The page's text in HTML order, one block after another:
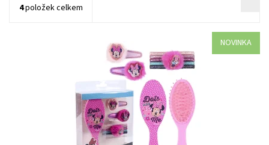
4položek celkem
NOVINKA
Sada obsahuje 1x hřeben, 2x sponku do vlasů a 5x gumičky vše z
4191